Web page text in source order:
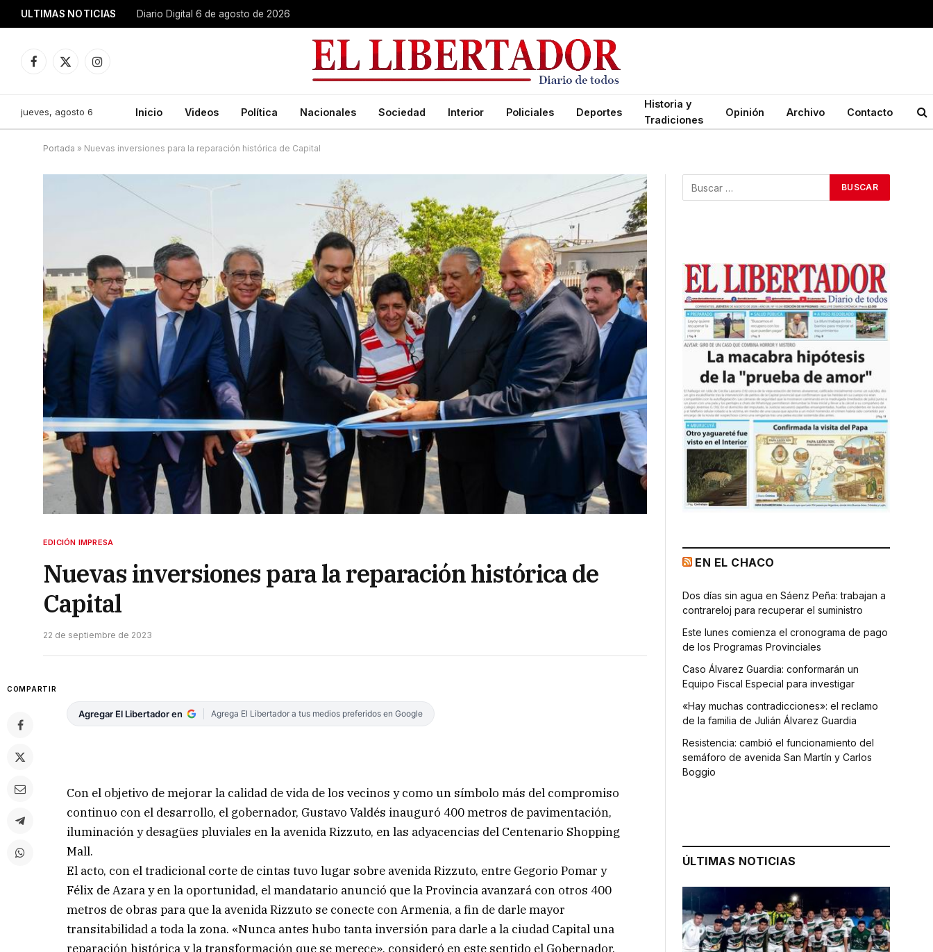
ULTIMAS NOTICIAS Diario Digital 6 de agosto de 2026
Facebook
X
Instagram
jueves, agosto 6 Inicio Videos Política Nacionales Sociedad Interior Policiales Deportes
Historia y
Tradiciones
Opinión Archivo Contacto
Portada » Nuevas inversiones para la reparación histórica de Capital
EDICIÓN IMPRESA
Nuevas inversiones para la reparación histórica de
Capital
22 de septiembre de 2023
COMPARTIR
Agregar El Libertador en Agrega El Libertador a tus medios preferidos en Google
Con el objetivo de mejorar la calidad de vida de los vecinos y como un símbolo más del compromiso
continuo con el desarrollo, el gobernador, Gustavo Valdés inauguró 400 metros de pavimentación,
iluminación y desagües pluviales en la avenida Rizzuto, en las adyacencias del Centenario Shopping
Mall.
El acto, con el tradicional corte de cintas tuvo lugar sobre avenida Rizzuto, entre Gegorio Pomar y
Félix de Azara y en la oportunidad, el mandatario anunció que la Provincia avanzará con otros 400
metros de obras para que la avenida Rizzuto se conecte con Armenia, a fin de darle mayor
transitabilidad a toda la zona. «Nunca antes hubo tanta inversión para darle a la ciudad Capital una
reparación histórica y la transformación que se merece», consideró en este sentido el Gobernador.
EN EL CHACO
Dos días sin agua en Sáenz Peña: trabajan a
contrareloj para recuperar el suministro
Este lunes comienza el cronograma de pago
de los Programas Provinciales
Caso Álvarez Guardia: conformarán un
Equipo Fiscal Especial para investigar
«Hay muchas contradicciones»: el reclamo
de la familia de Julián Álvarez Guardia
Resistencia: cambió el funcionamiento del
semáforo de avenida San Martín y Carlos
Boggio
ÚLTIMAS NOTICIAS